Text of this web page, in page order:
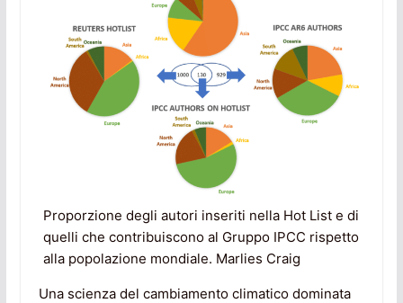
Proporzione degli autori inseriti nella Hot List e di
quelli che contribuiscono al Gruppo IPCC rispetto
alla popolazione mondiale. Marlies Craig
Una scienza del cambiamento climatico dominata